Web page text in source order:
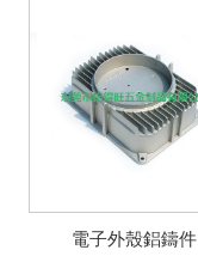
電子外殼鋁鑄件